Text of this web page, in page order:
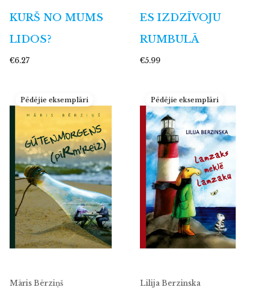
KURŠ NO MUMS
LIDOS?
€6.27
ES IZDZĪVOJU
RUMBULĀ
€5.99
Pēdējie eksemplāri
Māris Bērziņš
Pēdējie eksemplāri
Lilija Berzinska